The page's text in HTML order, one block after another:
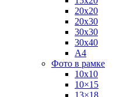
20х20
20х30
30х30
30х40
А4
Фото в рамке
10х10
10×15
13×18